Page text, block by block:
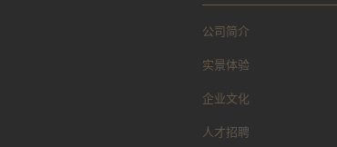
公司简介
实景体验
企业文化
人才招聘